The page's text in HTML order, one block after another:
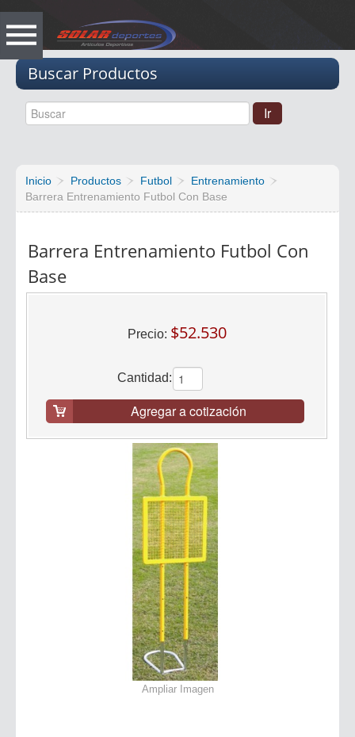
Buscar Productos
Inicio Productos Futbol
Entrenamiento
Barrera Entrenamiento Futbol Con Base
Barrera Entrenamiento Futbol Con
Base
Precio: $52.530
Cantidad:
Agregar a cotización
Ampliar Imagen